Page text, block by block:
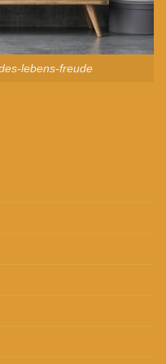
lebens-freude